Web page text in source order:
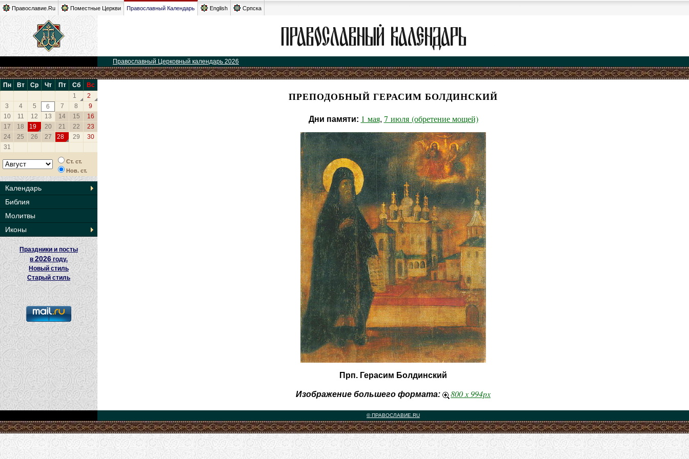
Православие.Ru Поместные Церкви Православный Календарь English Српска
Православный Церковный календарь 2026
Пн Вт Ср Чт Пт Сб
Вс
1
2
3
4 5 6 7 8
9
10
11 12 13 14 15
16
17
18 19 20 21 22
23
24
25 26 27 28 29
30
31
Ст. ст.
Нов. ст.
Календарь
Библия
Молитвы
Иконы
Праздники и посты
в2026 году.
Новый стиль
Старый стиль
ПРЕПОДОБНЫЙ ГЕРАСИМ БОЛДИНСКИЙ
Дни памяти: 1 мая, 7 июля (обретение мощей)
Прп. Герасим Болдинский
Изображение большего формата: 800 x 994px
© ПРАВОСЛАВИЕ.RU